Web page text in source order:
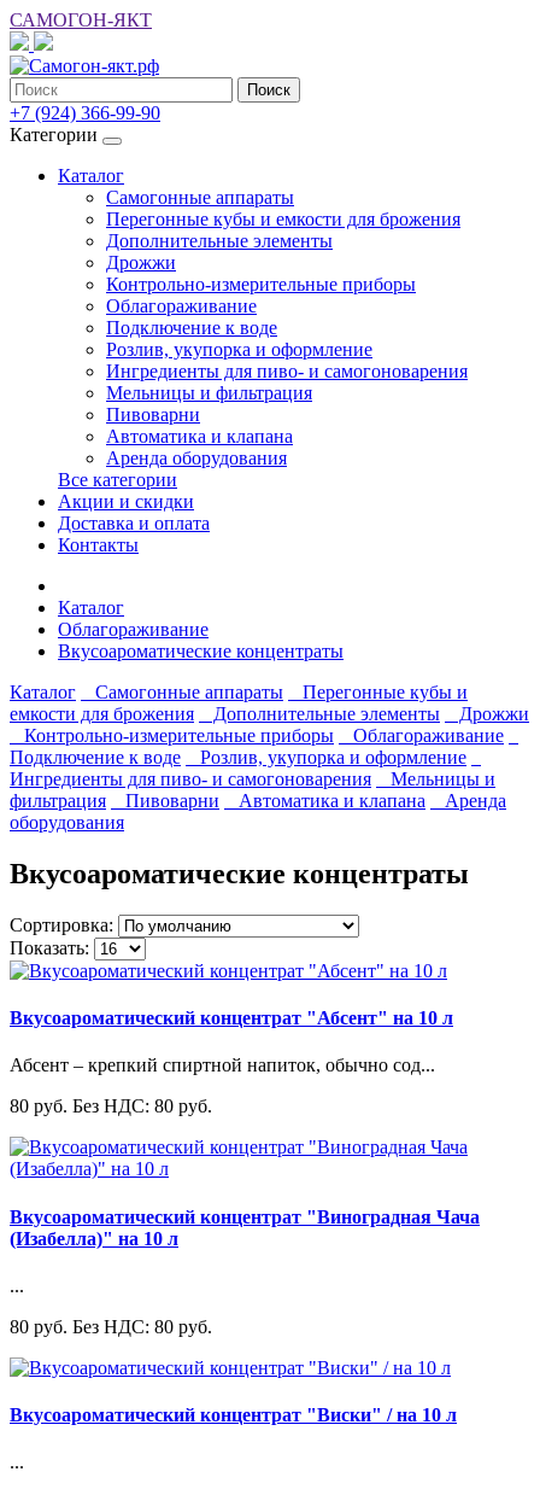
САМОГОН-ЯКТ
Поиск
+7 (924) 366-99-90
Категории
Каталог
Самогонные аппараты
Перегонные кубы и емкости для брожения
Дополнительные элементы
Дрожжи
Контрольно-измерительные приборы
Облагораживание
Подключение к воде
Розлив, укупорка и оформление
Ингредиенты для пиво- и самогоноварения
Мельницы и фильтрация
Пивоварни
Автоматика и клапана
Аренда оборудования
Все категории
Акции и скидки
Доставка и оплата
Контакты
Каталог
Облагораживание
Вкусоароматические концентраты
Каталог
Самогонные аппараты
Перегонные кубы и
емкости для брожения
Дополнительные элементы
Дрожжи
Контрольно-измерительные приборы
Облагораживание
Подключение к воде
Розлив, укупорка и оформление
Ингредиенты для пиво- и самогоноварения
Мельницы и
фильтрация
Пивоварни Автоматика и клапана
Аренда
оборудования
Вкусоароматические концентраты
Сортировка:
Показать:
Вкусоароматический концентрат "Абсент" на 10 л
Абсент – крепкий спиртной напиток, обычно сод...
80 руб. Без НДС: 80 руб.
Вкусоароматический концентрат "Виноградная Чача
(Изабелла)" на 10 л
...
80 руб. Без НДС: 80 руб.
Вкусоароматический концентрат "Виски" / на 10 л
...